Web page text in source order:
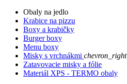
Obaly na jedlo
Krabice na pizzu
Boxy a krabičky
Burger boxy
Menu boxy
Misky s vrchnákmi chevron_right
Zatavovacie misky a fólie
Materiál XPS - TERMO obaly